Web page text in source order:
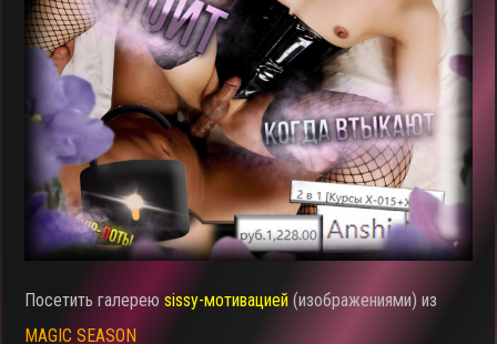
Посетить галереюsissy-мотивацией (изображениями) из
MAGIC SEASON